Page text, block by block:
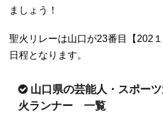
ましょう！
聖火リレーは山口が23番目【202
日程となります。
山口県の芸能人・スポー
火ランナー 一覧